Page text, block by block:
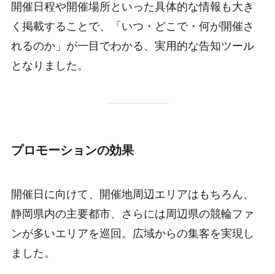
開催日程や開催場所といった具体的な情報も大き
く掲載することで、「いつ・どこで・何が開催さ
れるのか」が一目でわかる、実用的な告知ツール
となりました。
プロモーションの効果
開催日に向けて、開催地周辺エリアはもちろん、
静岡県内の主要都市、さらには周辺県の競輪ファ
ンが多いエリアを巡回。広域からの集客を実現し
ました。